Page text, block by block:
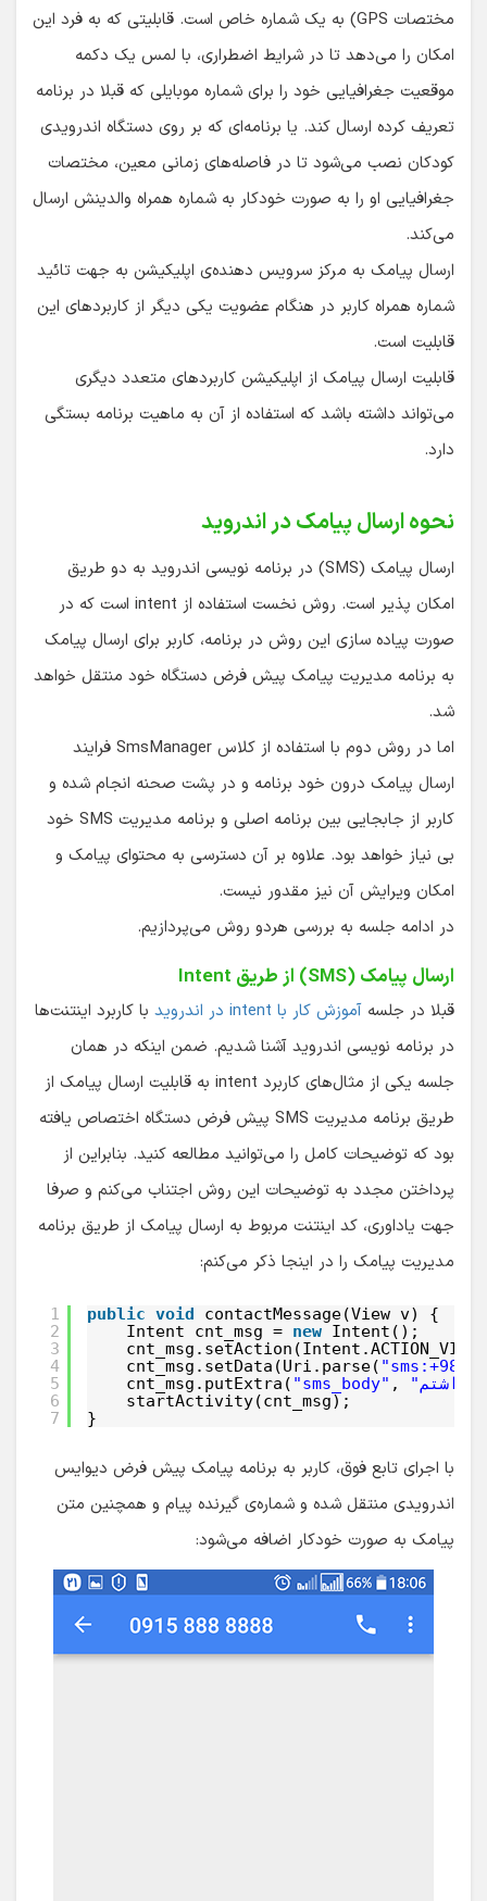
مختصات GPS) به یک شماره خاص است. قابلیتی که به فرد این
امکان را می‌دهد تا در شرایط اضطراری، با لمس یک دکمه
موقعیت جغرافیایی خود را برای شماره موبایلی که قبلا در برنامه
تعریف کرده ارسال کند. یا برنامه‌ای که بر روی دستگاه اندرویدی
کودکان نصب می‌شود تا در فاصله‌های زمانی معین، مختصات
جغرافیایی او را به صورت خودکار به شماره همراه والدینش ارسال
می‌کند.
ارسال پیامک به مرکز سرویس دهنده‌ی اپلیکیشن به جهت تائید
شماره همراه کاربر در هنگام عضویت یکی دیگر از کاربردهای این
قابلیت است.
قابلیت ارسال پیامک از اپلیکیشن کاربردهای متعدد دیگری
می‌تواند داشته باشد که استفاده از آن به ماهیت برنامه بستگی
دارد.
نحوه ارسال پیامک در اندروید
ارسال پیامک (SMS) در برنامه نویسی اندروید به دو طریق
امکان پذیر است. روش نخست استفاده از intent است که در
صورت پیاده سازی این روش در برنامه، کاربر برای ارسال پیامک
به برنامه مدیریت پیامک پیش فرض دستگاه خود منتقل خواهد
شد.
اما در روش دوم با استفاده از کلاس SmsManager فرایند
ارسال پیامک درون خود برنامه و در پشت صحنه انجام شده و
کاربر از جابجایی بین برنامه اصلی و برنامه مدیریت SMS خود
بی نیاز خواهد بود. علاوه بر آن دسترسی به محتوای پیامک و
امکان ویرایش آن نیز مقدور نیست.
در ادامه جلسه به بررسی هردو روش می‌پردازیم.
ارسال پیامک (SMS) از طریق Intent
قبلا در جلسه آموزش کار با intent در اندروید
با کاربرد اینتنت‌ها
در برنامه نویسی اندروید آشنا شدیم. ضمن اینکه در همان
جلسه یکی از مثال‌های کاربرد intent به قابلیت ارسال پیامک از
طریق برنامه مدیریت SMS پیش فرض دستگاه اختصاص یافته
بود که توضیحات کامل را می‌توانید مطالعه کنید. بنابراین از
پرداختن مجدد به توضیحات این روش اجتناب می‌کنم و صرفا
جهت یاداوری، کد اینتنت مربوط به ارسال پیامک از طریق برنامه
مدیریت پیامک را در اینجا ذکر می‌کنم:
1
2
3
4
5
6
7
public void
contactMessage(View v) {
Intent cnt_msg = new Intent();
cnt_msg.setData(Uri.parse(
cnt_msg.putExtra( "sms_body" ,
startActivity(cnt_msg);
}
با اجرای تابع فوق، کاربر به برنامه پیامک پیش فرض دیوایس
اندرویدی منتقل شده و شماره‌ی گیرنده پیام و همچنین متن
پیامک به صورت خودکار اضافه می‌شود: